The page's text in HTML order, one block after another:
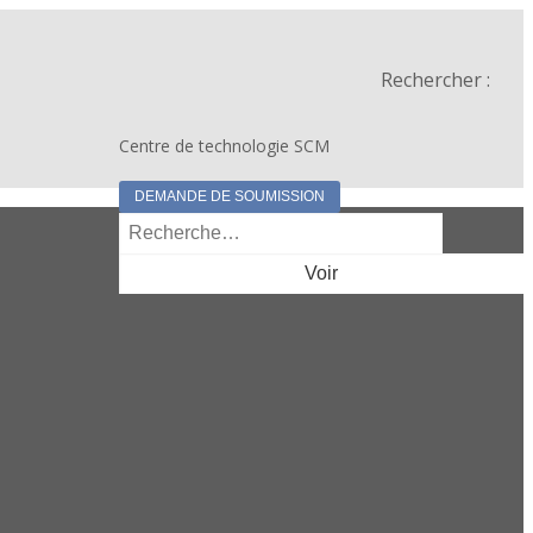
Centre de technologie SCM
DEMANDE DE SOUMISSION
Rechercher :